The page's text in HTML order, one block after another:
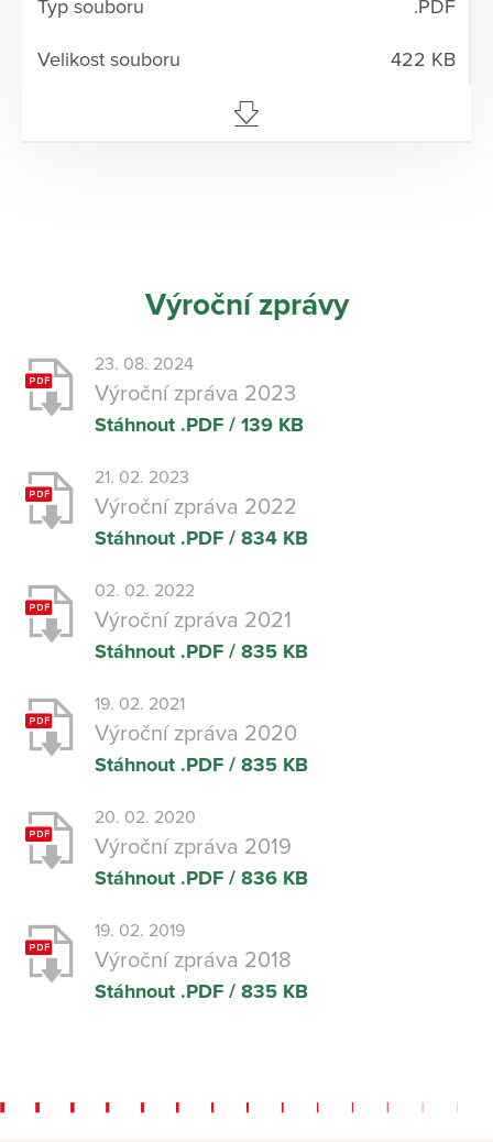
.PDF
422 KB
Výroční zprávy
23. 08. 2024
Výroční zpráva 2023
Stáhnout .PDF / 139 KB
21. 02. 2023
Výroční zpráva 2022
Stáhnout .PDF / 834 KB
02. 02. 2022
Výroční zpráva 2021
Stáhnout .PDF / 835 KB
19. 02. 2021
Výroční zpráva 2020
Stáhnout .PDF / 835 KB
20. 02. 2020
Výroční zpráva 2019
Stáhnout .PDF / 836 KB
19. 02. 2019
Výroční zpráva 2018
Stáhnout .PDF / 835 KB